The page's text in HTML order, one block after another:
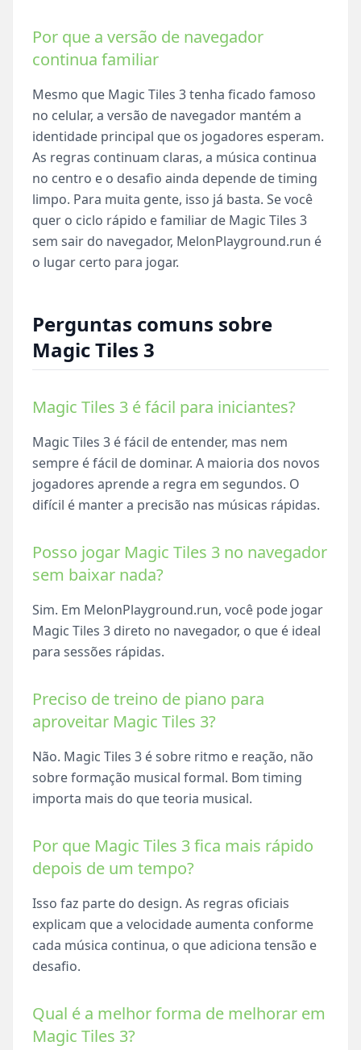
Por que a versão de navegador
continua familiar
Mesmo que Magic Tiles 3 tenha ficado famoso
no celular, a versão de navegador mantém a
identidade principal que os jogadores esperam.
As regras continuam claras, a música continua
no centro e o desafio ainda depende de timing
limpo. Para muita gente, isso já basta. Se você
quer o ciclo rápido e familiar de Magic Tiles 3
sem sair do navegador, MelonPlayground.run é
o lugar certo para jogar.
Perguntas comuns sobre
Magic Tiles 3
Magic Tiles 3 é fácil para iniciantes?
Magic Tiles 3 é fácil de entender, mas nem
sempre é fácil de dominar. A maioria dos novos
jogadores aprende a regra em segundos. O
difícil é manter a precisão nas músicas rápidas.
Posso jogar Magic Tiles 3 no navegador
sem baixar nada?
Sim. Em MelonPlayground.run, você pode jogar
Magic Tiles 3 direto no navegador, o que é ideal
para sessões rápidas.
Preciso de treino de piano para
aproveitar Magic Tiles 3?
Não. Magic Tiles 3 é sobre ritmo e reação, não
sobre formação musical formal. Bom timing
importa mais do que teoria musical.
Por que Magic Tiles 3 fica mais rápido
depois de um tempo?
Isso faz parte do design. As regras oficiais
explicam que a velocidade aumenta conforme
cada música continua, o que adiciona tensão e
desafio.
Qual é a melhor forma de melhorar em
Magic Tiles 3?